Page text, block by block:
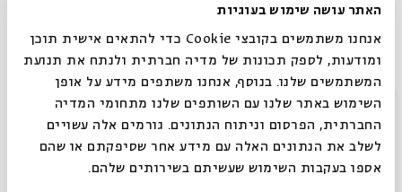
האתר עושה שימוש בעוגיות
אנחנו משתמשים בקובצי Cookie כדי להתאים אישית תוכן
ומודעות, לספק תכונות של מדיה חברתית ולנתח את תנועת
המשתמשים שלנו. בנוסף, אנחנו משתפים מידע על אופן
השימוש באתר שלנו עם השותפים שלנו מתחומי המדיה
החברתית, הפרסום וניתוח הנתונים. גורמים אלה עשויים
לשלב את הנתונים האלה עם מידע אחר שסיפקתם או שהם
אספו בעקבות השימוש שעשיתם בשירותים שלהם.
מוסיקה בשני - נאוה תהילה
סגור